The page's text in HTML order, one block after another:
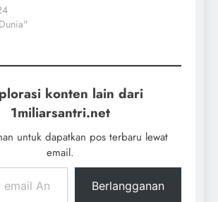
konten lain dari
1miliarsantri.net
untuk dapatkan pos terbaru lewat
email.
Berlangganan